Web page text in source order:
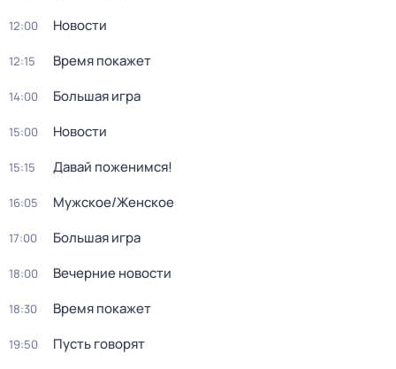
12:00 Новости
12:15 Время покажет
14:00 Большая игра
15:00 Новости
15:15 Давай поженимся!
16:05 Мужское/Женское
17:00 Большая игра
18:00 Вечерние новости
18:30 Время покажет
19:50 Пусть говорят